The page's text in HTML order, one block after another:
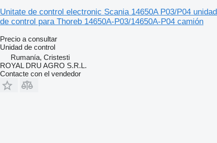
Unitate de control electronic Scania 14650A P03/P04 unidad
de control para Thoreb 14650A-P03/14650A-P04 camión
Precio a consultar
Unidad de control
Rumanía, Cristesti
ROYAL DRU AGRO S.R.L.
Contacte con el vendedor